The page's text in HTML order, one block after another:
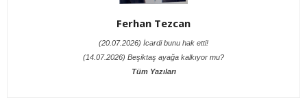
Ferhan Tezcan
(20.07.2026) İcardi bunu hak etti!
(14.07.2026) Beşiktaş ayağa kalkıyor mu?
Tüm Yazıları